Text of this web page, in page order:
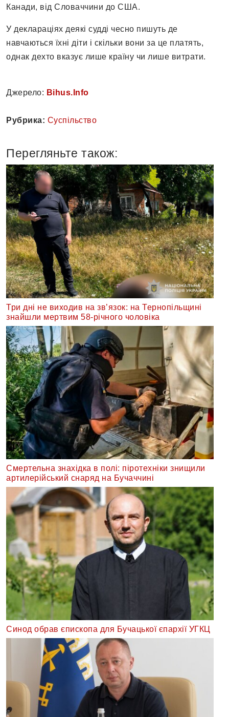
Канади, від Словаччини до США.
У деклараціях деякі судді чесно пишуть де
навчаються їхні діти і скільки вони за це платять,
однак дехто вказує лише країну чи лише витрати.
Джерело: Bihus.Info
Рубрика: Суспільство
Перегляньте також:
Три дні не виходив на зв’язок: на Тернопільщині
знайшли мертвим 58-річного чоловіка
Смертельна знахідка в полі: піротехніки знищили
артилерійський снаряд на Бучаччині
Синод обрав єпископа для Бучацької єпархії УГКЦ